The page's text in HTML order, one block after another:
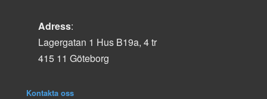
Adress:
Lagergatan 1 Hus B19a, 4 tr
415 11 Göteborg
Kontakta oss